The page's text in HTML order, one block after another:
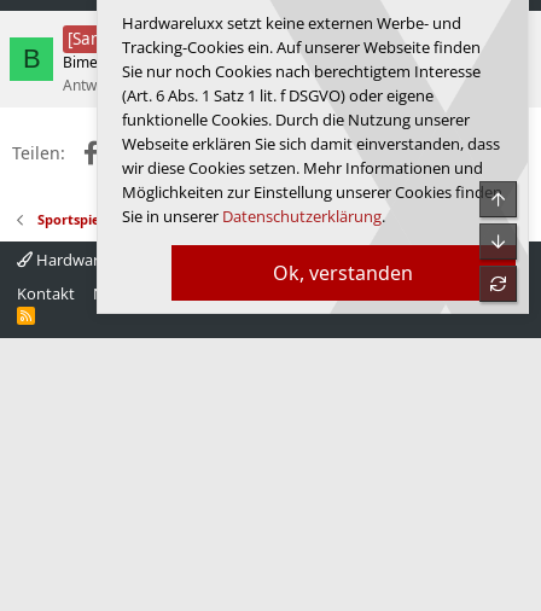
B
[Sammelthread] Star Wars Outlaws
Bimer
Actionspiele
Antworten
15.05.2026 Bimer
Teilen: FacebookX (Twitter)
RedditWhatsApp
E-MailLink
Sportspiele & Simulationen
Hardwareluxx 4.0
Kontakt
Nutzungsbedingungen Startseite
R
Ok, verstanden
Hardwareluxx setzt keine externen Werbe- und
Tracking-Cookies ein. Auf unserer Webseite finden
Sie nur noch Cookies nach berechtigtem Interesse
(Art. 6 Abs. 1 Satz 1 lit. f DSGVO) oder eigene
funktionelle Cookies. Durch die Nutzung unserer
Webseite erklären Sie sich damit einverstanden, dass
wir diese Cookies setzen. Mehr Informationen und
Möglichkeiten zur Einstellung unserer Cookies finden
Sie in unserer Datenschutzerklärung.